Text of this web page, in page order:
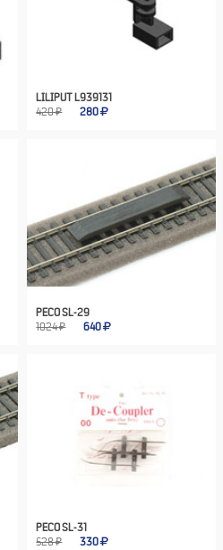
LILIPUT L939131
420 ₽
280
PECO SL-29
1024 ₽
640
PECO SL-31
528 ₽
330